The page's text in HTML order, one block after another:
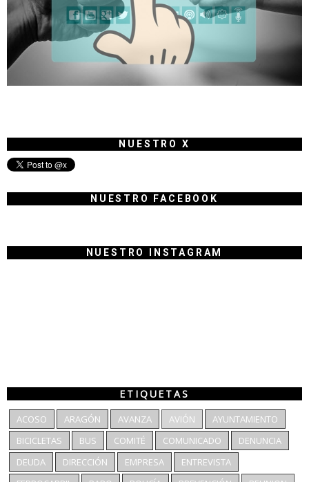
NUESTRO X
NUESTRO FACEBOOK
NUESTRO INSTAGRAM
ETIQUETAS
ACOSO ARAGÓN AVANZA AVIÓN
AYUNTAMIENTO
BICICLETAS
BUS COMITÉ COMUNICADO
DENUNCIA
DEUDA
DIRECCIÓN EMPRESA
ENTREVISTA